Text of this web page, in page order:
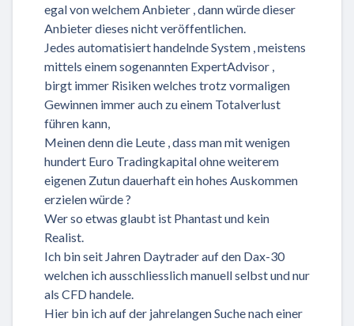
egal von welchem Anbieter , dann würde dieser
Anbieter dieses nicht veröffentlichen.
Jedes automatisiert handelnde System , meistens
mittels einem sogenannten ExpertAdvisor ,
birgt immer Risiken welches trotz vormaligen
Gewinnen immer auch zu einem Totalverlust
führen kann,
Meinen denn die Leute , dass man mit wenigen
hundert Euro Tradingkapital ohne weiterem
eigenen Zutun dauerhaft ein hohes Auskommen
erzielen würde ?
Wer so etwas glaubt ist Phantast und kein
Realist.
Ich bin seit Jahren Daytrader auf den Dax-30
welchen ich ausschliesslich manuell selbst und nur
als CFD handele.
Hier bin ich auf der jahrelangen Suche nach einer